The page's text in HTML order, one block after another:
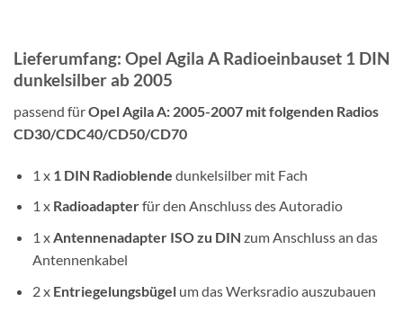
Lieferumfang: Opel Agila A Radioeinbauset 1 DIN
dunkelsilber ab 2005
passend fürOpel Agila A: 2005-2007 mit folgenden Radios
CD30/CDC40/CD50/CD70
1 x 1 DIN Radioblende dunkelsilber mit Fach
1 x Radioadapterfür den Anschluss des Autoradio
1 xAntennenadapter ISO zu DIN zum Anschluss an das
Antennenkabel
2 x Entriegelungsbügelum das Werksradio auszubauen